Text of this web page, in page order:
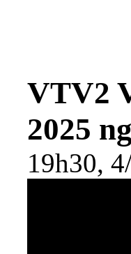
VTV2
2025
19h30,